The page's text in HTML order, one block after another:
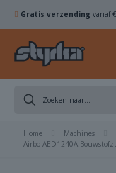
Gratis verzending vanaf
Home Machines
Airbo AED1240A